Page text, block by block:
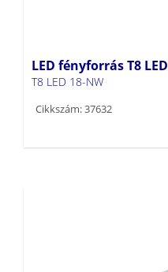
LED fényforrás T8 LED
T8 LED 18-NW
Cikkszám: 37632